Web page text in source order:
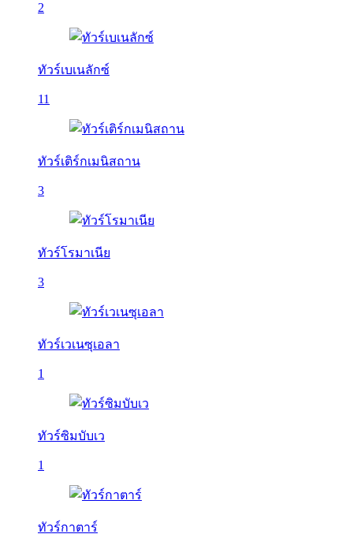
2
ทัวร์เบเนลักซ์
11
ทัวร์เติร์กเมนิสถาน
3
ทัวร์โรมาเนีย
3
ทัวร์เวเนซุเอลา
1
ทัวร์ซิมบับเว
1
ทัวร์กาตาร์